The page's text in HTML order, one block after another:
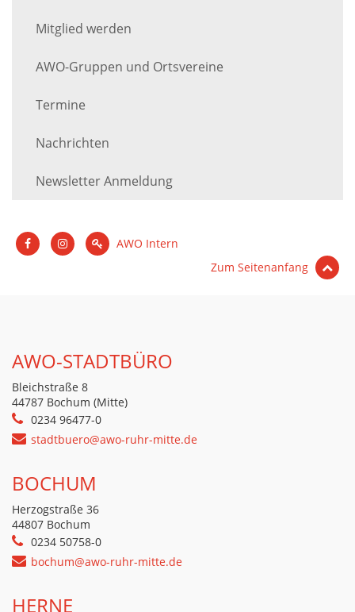
Mitglied werden
AWO-Gruppen und Ortsvereine
Termine
Nachrichten
Newsletter Anmeldung
AWO Intern
Zum Seitenanfang
AWO-STADTBÜRO
Bleichstraße 8
44787 Bochum (Mitte)
0234 96477-0
stadtbuero@awo-ruhr-mitte.de
BOCHUM
Herzogstraße 36
44807 Bochum
0234 50758-0
bochum@awo-ruhr-mitte.de
HERNE